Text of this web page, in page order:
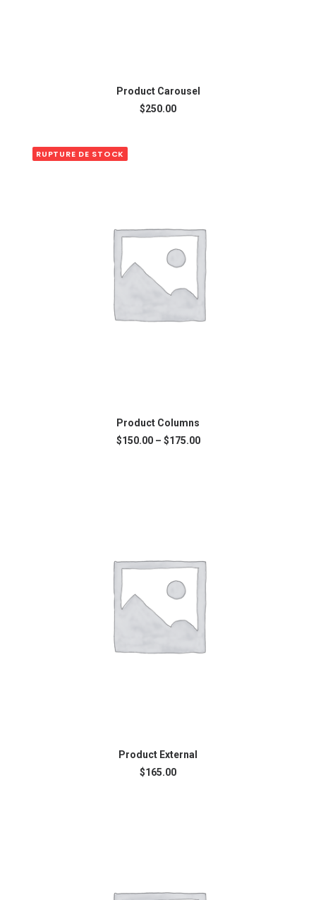
AJOUTER AU PANIER
Product Carousel
$250.00
RUPTURE DE STOCK
CHOIX DES OPTIONS
Product Columns
$150.00– $175.00
BUY ON THEMEFOREST
Product External
$165.00